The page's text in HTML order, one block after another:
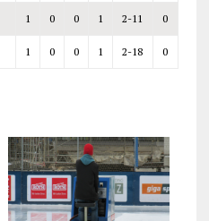
1 0 0 1 2-11 0
1 0 0 1 2-18 0